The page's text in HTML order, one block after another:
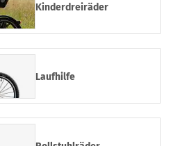
Kinderdreiräder
Laufhilfe